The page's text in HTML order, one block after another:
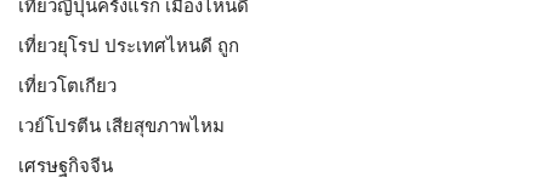
เที่ยวญี่ปุ่นครั้งแรก เมืองไหนดี
เที่ยวยุโรป ประเทศไหนดี ถูก
เที่ยวโตเกียว
เวย์โปรตีน เสียสุขภาพไหม
เศรษฐกิจจีน